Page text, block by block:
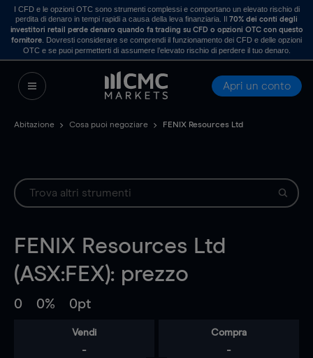
I CFD e le opzioni OTC sono strumenti complessi e comportano un elevato rischio di
perdita di denaro in tempi rapidi a causa della leva finanziaria. Il70% dei conti degli
investitori retail perde denaro quando fa trading su CFD o opzioni OTC con questo
fornitore . Dovresti considerare se comprendi il funzionamento dei CFD e delle opzioni
OTC e se puoi permetterti di assumere l’elevato rischio di perdere il tuo denaro.
Apri un conto
Abitazione Cosa puoi negoziare FENIX Resources Ltd
FENIX Resources Ltd
(ASX:FEX): prezzo
0 0% 0pt
Vendi
-
Compra
-